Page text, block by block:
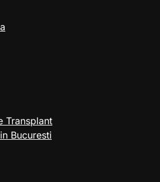
Transplant
Bucuresti